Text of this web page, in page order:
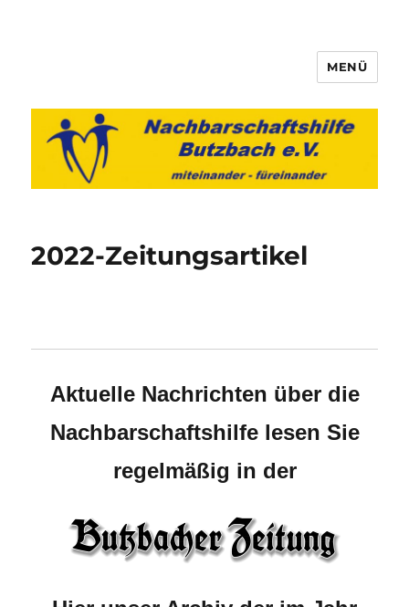
Nachbarschaftshilfe Butzbach
e.V.
MENÜ
2022-Zeitungsartikel
Aktuelle Nachrichten über die
Nachbarschaftshilfe lesen Sie
regelmäßig in der